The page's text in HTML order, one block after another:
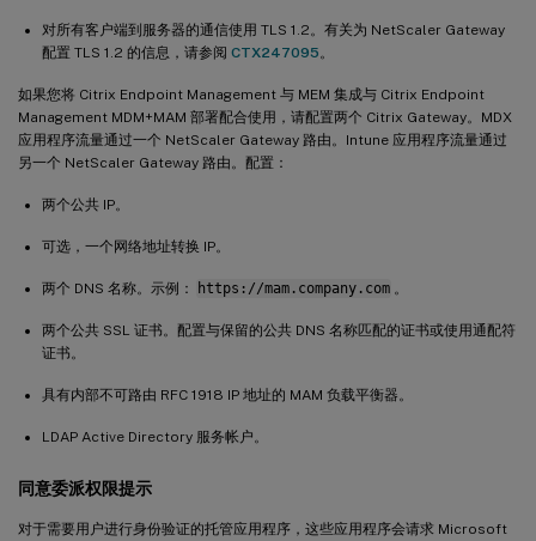
对所有客户端到服务器的通信使用 TLS 1.2。有关为 NetScaler Gateway
配置 TLS 1.2 的信息，请参阅 CTX247095。
如果您将 Citrix Endpoint Management 与 MEM 集成与 Citrix Endpoint
Management MDM+MAM 部署配合使用，请配置两个 Citrix Gateway。MDX
应用程序流量通过一个 NetScaler Gateway 路由。Intune 应用程序流量通过
另一个 NetScaler Gateway 路由。配置：
两个公共 IP。
可选，一个网络地址转换 IP。
两个 DNS 名称。示例： https://mam.company.com 。
两个公共 SSL 证书。配置与保留的公共 DNS 名称匹配的证书或使用通配符
证书。
具有内部不可路由 RFC 1918 IP 地址的 MAM 负载平衡器。
LDAP Active Directory 服务帐户。
同意委派权限提示
对于需要用户进行身份验证的托管应用程序，这些应用程序会请求 Microsoft